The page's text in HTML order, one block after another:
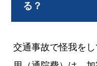
る？
交通事故で怪我を